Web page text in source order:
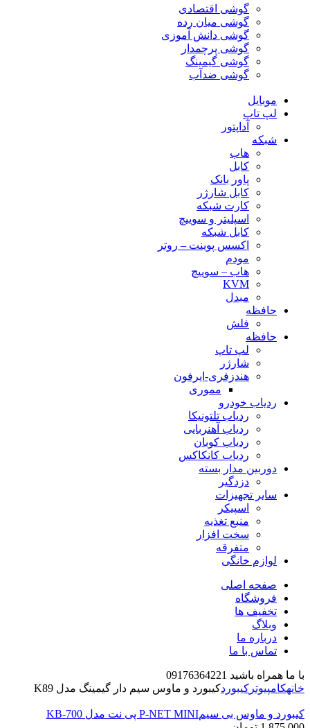
گوشی اقتصادی
گوشی میان رده
گوشی دانش آموزی
گوشی پرچمدار
گوشی گیمینگ
گوشی ضدآب
موبایل
لپ تاپ
آداپتور
شبکه
هاب
کابل
پاور بانک
کابل شارژر
کارت شبکه
اسپلیتر و سوییچ
کابل شبکه
اکسس پوینت – روتر
مودم
هاب – سوییچ
KVM
مبدل
حافظه
فلش
حافظه
لپ تاپ
شارژر
هندزفری-ایرفون
مموری
ردیاب خودرو
ردیاب تلتونیکا
ردیاب آهنربایی
ردیاب کوبان
ردیاب کانکاکس
دوربین مدار بسته
دزدگیر
سایر تجهیزات
اسپیکر
منبع تغذیه
سخت افزار
متفرقه
لوازم خانگی
صفحه اصلی
فروشگاه
تخفیف ها
وبلاگ
درباره ما
تماس با ما
با ما همراه باشید 09176364221
خانهکامپیوتر کیبوردکیبورد و ماوس سیم دار گیمینگ مدل K89
کیبورد و ماوس بی سیمP-NET MINI پی نت مدل KB-700